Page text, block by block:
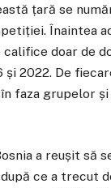
țară se
Înaintea
califice doar de
și 2022. De
faza grupelor și
a reușit să
ce a trecut